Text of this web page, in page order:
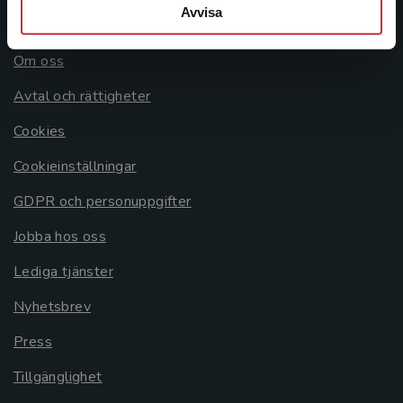
Avvisa
Om oss
Avtal och rättigheter
Cookies
Cookieinställningar
GDPR och personuppgifter
Jobba hos oss
Lediga tjänster
Nyhetsbrev
Press
Tillgänglighet